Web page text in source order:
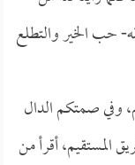
حب الخير والتطلع
وفي صمتكم الدال
المستقيم، أقرأ من